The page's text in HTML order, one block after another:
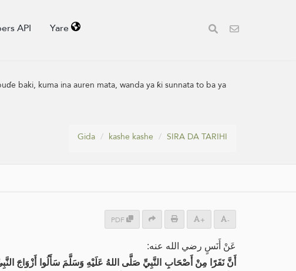
API Yare
baki, kuma ina auren mata, wanda ya ƙi sunnata to ba ya
Gida kashe kashe SIRA DA TARIHI
PDF + -
عَنْ أَنَسٍ رضي الله عنه:
أَنَّ نَفَرًا مِنْ أَصْحَابِ النَّبِيِّ صَلَّى اللهُ عَلَيْهِ وَسَلَّمَ سَأَلُوا أَزْوَاجَ